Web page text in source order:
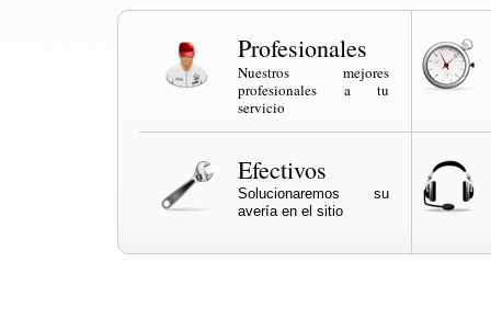
Profesionales
Nuestros mejores
profesionales a tu
servicio
Efectivos
Solucionaremos su
avería en el sitio